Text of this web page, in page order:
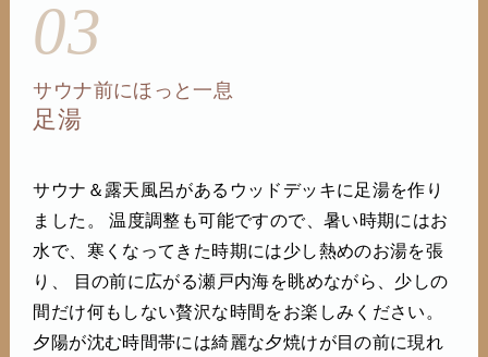
03
サウナ前にほっと一息
足湯
サウナ＆露天風呂があるウッドデッキに足湯を作り
ました。 温度調整も可能ですので、暑い時期にはお
水で、寒くなってきた時期には少し熱めのお湯を張
り、 目の前に広がる瀬戸内海を眺めながら、少しの
間だけ何もしない贅沢な時間をお楽しみください。
夕陽が沈む時間帯には綺麗な夕焼けが目の前に現れ